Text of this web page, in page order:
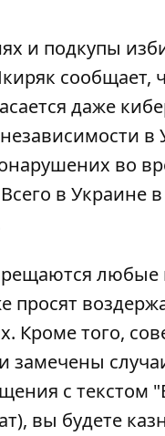
и подкупы
сообщает,
даже
в
во
в Украине в
Кроме того,
замечены
с текстом
вы будете